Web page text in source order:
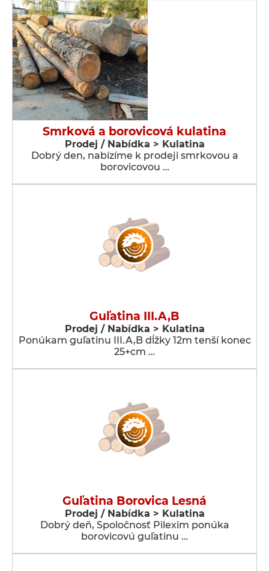
Smrková a borovicová kulatina
Prodej / Nabídka > Kulatina
Dobrý den, nabízíme k prodeji smrkovou a
borovicovou …
Guľatina III.A,B
Prodej / Nabídka > Kulatina
Ponúkam guľatinu III.A,B dĺžky 12m tenší konec
25+cm …
Guľatina Borovica Lesná
Prodej / Nabídka > Kulatina
Dobrý deň, Spoločnosť Pilexim ponúka
borovicovú guľatinu …